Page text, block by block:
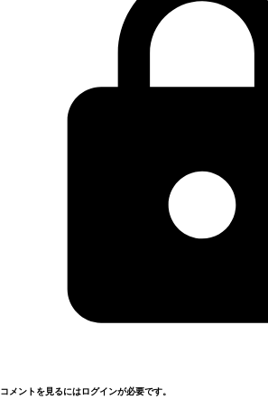
コメントを見るにはログインが必要です。